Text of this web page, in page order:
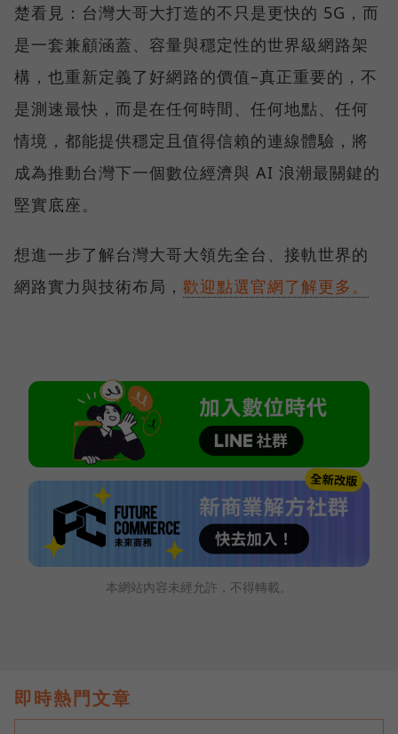
楚看見：台灣大哥大打造的不只是更快的 5G，而
是一套兼顧涵蓋、容量與穩定性的世界級網路架
構，也重新定義了好網路的價值–真正重要的，不
是測速最快，而是在任何時間、任何地點、任何
情境，都能提供穩定且值得信賴的連線體驗，將
成為推動台灣下一個數位經濟與 AI 浪潮最關鍵的
堅實底座。
想進一步了解台灣大哥大領先全台、接軌世界的
網路實力與技術布局， 歡迎點選官網了解更多。
本網站內容未經允許，不得轉載。
即時熱門文章